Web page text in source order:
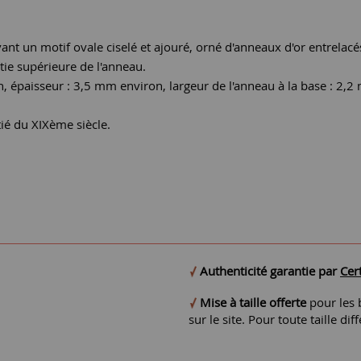
un motif ovale ciselé et ajouré, orné d'anneaux d'or
supérieure de l'anneau.
: 3,5 mm environ, largeur de l'anneau à la base : 2,2
du XIXème siècle.
Authenticité garantie par
Mise à taille offertepour les
sur le site. Pour toute taille